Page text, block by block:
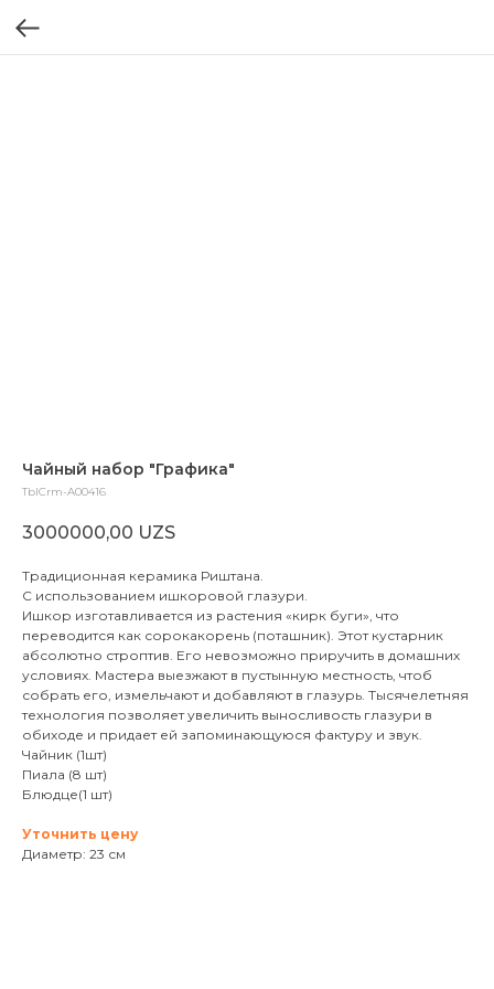
Чайный набор "Графика"
TblCrm-A00416
3000000,00 UZS
Традиционная керамика Риштана.
С использованием ишкоровой глазури.
Ишкор изготавливается из растения «кирк буги», что
переводится как сорокакорень (поташник). Этот кустарник
абсолютно строптив. Его невозможно приручить в домашних
условиях. Мастера выезжают в пустынную местность, чтоб
собрать его, измельчают и добавляют в глазурь. Тысячелетняя
технология позволяет увеличить выносливость глазури в
обиходе и придает ей запоминающуюся фактуру и звук.
Чайник (1шт)
Пиала (8 шт)
Блюдце(1 шт)
Уточнить цену
Диаметр: 23 см